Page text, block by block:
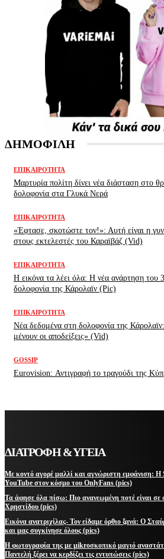
ΔΗΜΟΦΙΛΗ
ΕΠΙΚΑΙΡΌΤΗΤΑ
Μαρτυρία πολίτη δίνει νέα διάσταση στο
δολοφονία στα Γλυκά Νερά
ΕΠΙΚΑΙΡΌΤΗΤΑ
«Έφτασε, σκοτώστε τον!»: Αυτή είναι η
στους εκτελεστές του Καραϊβάζ (Vid)
ΕΠΙΚΑΙΡΌΤΗΤΑ
H εικόνα τα λέει όλα: H νέα ανάρτηση του
δολοφονία της Κάρολαϊν (Pic)
ΕΠΙΚΑΙΡΌΤΗΤΑ
Νέα δεδομένα στη δολοφονία της
μένουν οι αποδείξεις» (Vid)
GOSSIP
Eurovision: Αντιγραφή το τραγούδι της
ΔΙΑΤΡΟΦΗ & ΥΓΕΙΑ
Με κοντό αγορέ μαλλί και αγνώριστη εμφάνιση:
YouTube στον κόσμο του OnlyFans (pics)
Τα άφησε όλα πίσω: Πιο ανανεωμένη ποτέ είναι
Χρηστίδου (pics)
Εικόνα ανατριχίλας- Τον είδαμε όρθιο ξανά: Ο
και μας συγκίνησε όλους (pics)
Η φωτογραφία της με μikroσκοπικό μαγιό
Παντελή ξέρει να κερδίζει τις εντυπώσεις (pics)